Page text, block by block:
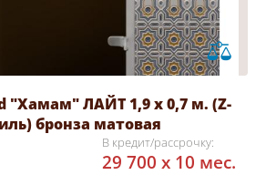
"Хамам" ЛАЙТ 1,9 х 0,7 м. (Z-
бронза матовая
В кредит/рассрочку:
29 700 x 10 мес.